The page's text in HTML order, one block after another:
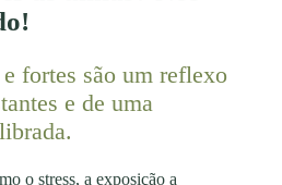
fortes são um reflexo
e de uma
o stress, a exposição a